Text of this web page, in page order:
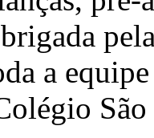
a